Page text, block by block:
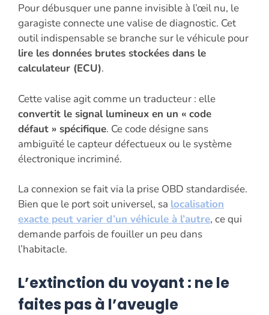
Pour débusquer une panne invisible à l’œil nu, le
garagiste connecte une valise de diagnostic. Cet
outil indispensable se branche sur le véhicule pour
lire les données brutes stockées dans le
calculateur (ECU).
Cette valise agit comme un traducteur : elle
convertit le signal lumineux en un « code
défaut » spécifique. Ce code désigne sans
ambiguïté le capteur défectueux ou le système
électronique incriminé.
La connexion se fait via la prise OBD standardisée.
Bien que le port soit universel, sa localisation
exacte peut varier d’un véhicule à l’autre, ce qui
demande parfois de fouiller un peu dans
l’habitacle.
L’extinction du voyant : ne le
faites pas à l’aveugle